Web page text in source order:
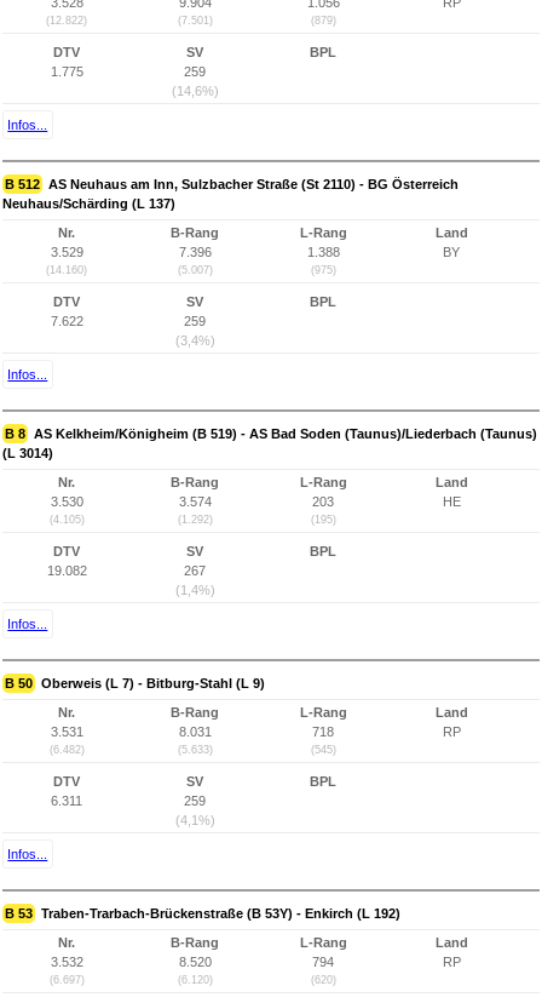
(12.822) (7.501) (879)
DTV
1.775
SV
259
(14,6%)
BPL
Infos...
B 512 AS Neuhaus am Inn, Sulzbacher Straße (St 2110) - BG Österreich
Neuhaus/Schärding (L 137)
Nr.
3.529
(14.160)
B-Rang
7.396
(5.007)
L-Rang
1.388
(975)
Land
BY
DTV
7.622
SV
259
(3,4%)
BPL
Infos...
B 8 AS Kelkheim/Königheim (B 519) - AS Bad Soden (Taunus)/Liederbach (Taunus)
(L 3014)
Nr.
3.530
(4.105)
B-Rang
3.574
(1.292)
L-Rang
203
(195)
Land
HE
DTV
19.082
SV
267
(1,4%)
BPL
Infos...
B 50 Oberweis (L 7) - Bitburg-Stahl (L 9)
Nr.
3.531
(6.482)
B-Rang
8.031
(5.633)
L-Rang
718
(545)
Land
RP
DTV
6.311
SV
259
(4,1%)
BPL
Infos...
B 53 Traben-Trarbach-Brückenstraße (B 53Y) - Enkirch (L 192)
Nr.
3.532
(6.697)
B-Rang
8.520
(6.120)
L-Rang
794
(620)
Land
RP